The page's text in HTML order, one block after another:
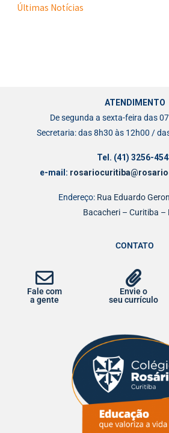
Últimas Notícias
ATENDIMENTO
De segunda a sexta-feira das
Secretaria: das 8h30 às 12h00 /
Tel. (41) 3256-
e-mail:
Endereço: Rua Eduardo
Bacacheri – Curitiba –
CONTATO
Fale com
a gente
Envie o
seu currículo